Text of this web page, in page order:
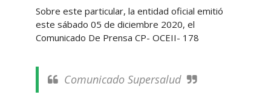
Sobre este particular, la entidad oficial emitió
este sábado 05 de diciembre 2020, el
Comunicado De Prensa CP- OCEII- 178
Comunicado Supersalud